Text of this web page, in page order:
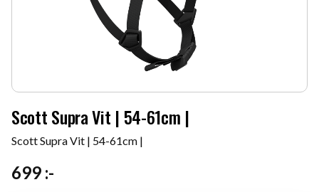
Scott Supra Vit | 54-61cm |
Scott Supra Vit | 54-61cm |
699 :-